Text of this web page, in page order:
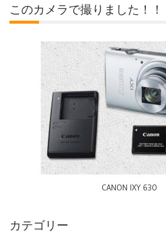
このカメラで撮りました！！
CANON IXY 630
カテゴリー